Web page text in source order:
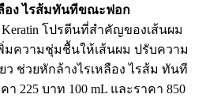
อง ไรส้มทันทีขณะฟอก
Keratin โปรตีนที่สำคัญของเส้นผม
พิ่มความชุ่มชื้นให้เส้นผม ปรับความ
ว ช่วยหักล้างไรเหลือง ไรส้ม ทันที
225 บาท 100 mL และราคา 850